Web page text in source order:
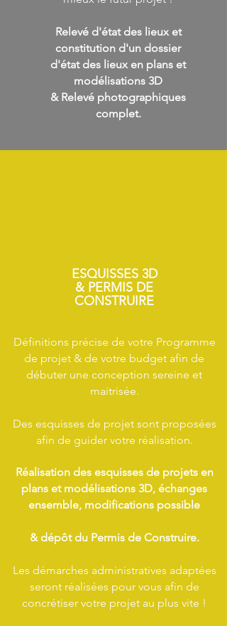
Relevé d'état des lieux et
constitution d'un dossier
d'état des lieux en plans et
modélisations 3D
& Relevé photographiques
complet.
ESQUISSES 3D
& PERMIS DE
CONSTRUIRE
Définitions précise de votre Programme
de projet & de votre budget afin de
débuter une conception sereine et
maitrisée.
Des esquisses de projet sont proposées
afin de guider votre réalisation.
Réalisation des esquisses de projets en
plans et modélisations 3D, échanges
ensemble, modifications possible
& dépôt du Permis de Construire.
Les démarches administratives adaptées
seront réalisées pour vous afin de
concrétiser votre projet au plus vite !